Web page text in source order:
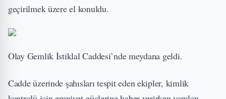
geçirilmek üzere el konuldu.
Olay Gemlik İstiklal Caddesi’nde meydana geldi.
Cadde üzerinde şahısları tespit eden ekipler, kimlik